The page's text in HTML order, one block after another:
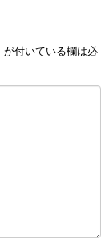
が付いている欄は必